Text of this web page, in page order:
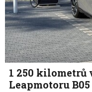
1 250
Leapmotoru B05